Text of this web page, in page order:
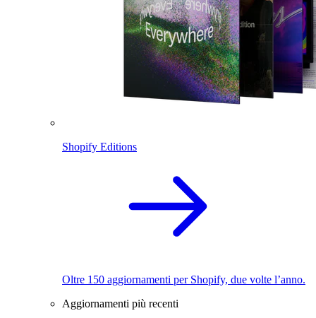
Shopify Editions
Oltre 150 aggiornamenti per Shopify, due volte l’anno.
Aggiornamenti più recenti